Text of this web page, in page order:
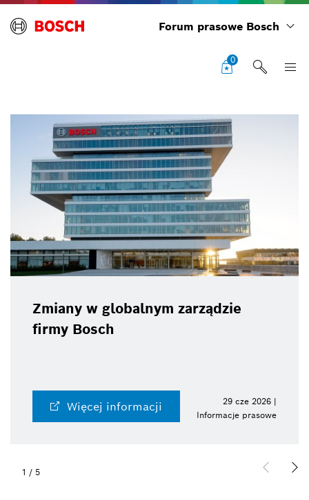
Forum prasowe Bosch
0
Zmiany w globalnym zarządzie
firmy Bosch
Więcej informacji
29 cze 2026 |
Informacje prasowe
1 / 5